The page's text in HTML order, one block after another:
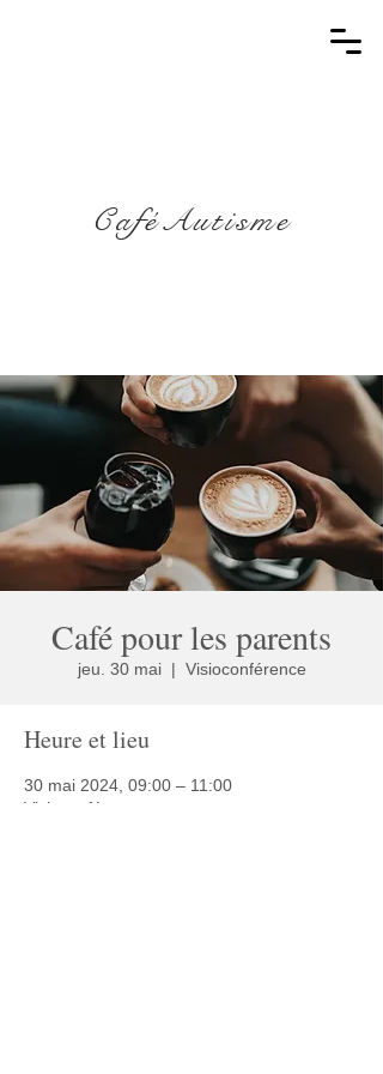
CaféAutisme
Café pour les parents
jeu. 30 mai
  |
Visioconférence
Heure et lieu
30 mai 2024, 09:00 – 11:00
Visioconférence